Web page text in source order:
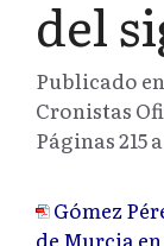
del
Publicado
Cronistas
Páginas 215
Gómez
de Murcia